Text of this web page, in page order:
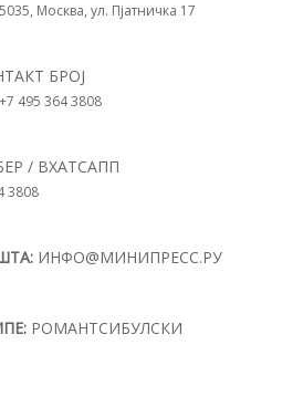
Москва, ул. Пјатничка 17
БРОЈ
495 364 3808
/ ВХАТСАПП
3808
ИНФО@МИНИПРЕСС.РУ
РОМАНТСИБУЛСКИ